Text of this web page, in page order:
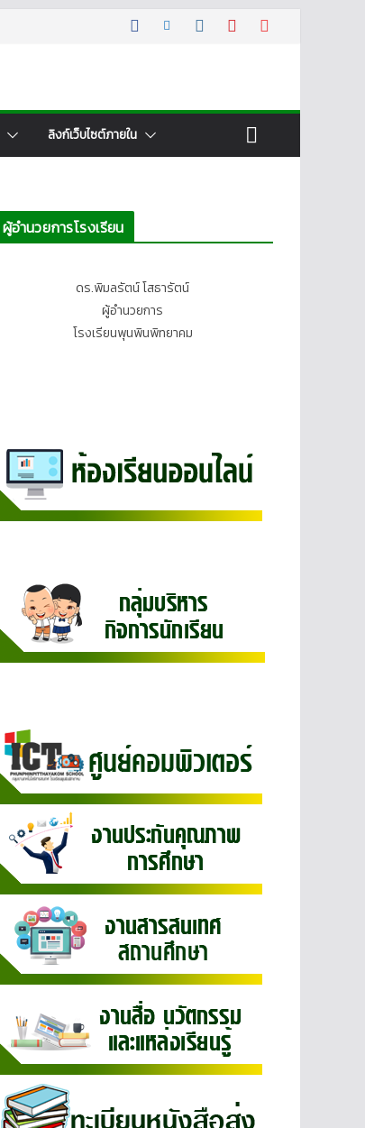
ลิงก์เว็บไซต์ภายใน
ผู้อำนวยการโรงเรียน
ดร.พิมลรัตน์ โสธารัตน์
ผู้อำนวยการ
โรงเรียนพุนพินพิทยาคม